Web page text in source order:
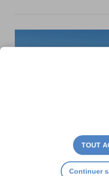
TOUT
Continuer